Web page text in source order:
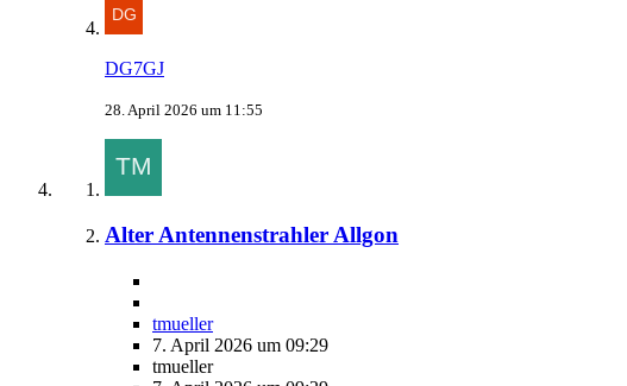
DG7GJ
28. April 2026 um 11:55
Alter Antennenstrahler Allgon
tmueller
7. April 2026 um 09:29
tmueller